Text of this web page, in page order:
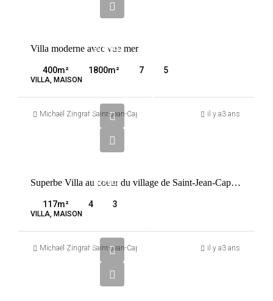
FRANCE
FERRAT
Villa moderne avec vue mer
400m² 1800m² 7 5
VILLA, MAISON
Michaël Zingraf Saint-Jean-Cap-Ferrat il y a3 ans
FRANCE
FERRAT
3
Superbe Villa au coeur du village de Saint-Jean-Cap-Ferrat
117m² 4 3
VILLA, MAISON
Michaël Zingraf Saint-Jean-Cap-Ferrat il y a3 ans
5